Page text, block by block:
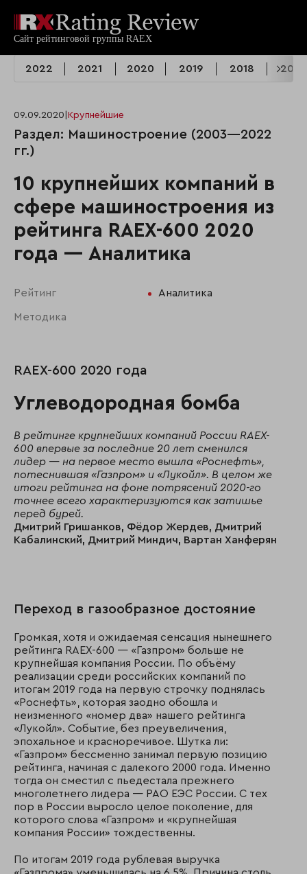
2022 2021 2020 2019 2018 2017
09.09.2020 Крупнейшие
Раздел: Машиностроение (2003—2022
гг.)
10 крупнейших компаний в
сфере машиностроения из
рейтинга RAEX-600 2020
года — Аналитика
Рейтинг Аналитика
Методика
RAEX-600 2020 года
Углеводородная бомба
В рейтинге крупнейших компаний России RAEX-
600 впервые за последние 20 лет сменился
лидер — на первое место вышла «Роснефть»,
потеснившая «Газпром» и «Лукойл». В целом же
итоги рейтинга на фоне потрясений 2020-го
точнее всего характеризуются как затишье
перед бурей.
Дмитрий Гришанков, Фёдор Жердев, Дмитрий
Кабалинский, Дмитрий Миндич, Вартан Ханферян
Переход в газообразное достояние
Громкая, хотя и ожидаемая сенсация нынешнего
рейтинга RAEX-600 — «Газпром» больше не
крупнейшая компания России. По объёму
реализации среди российских компаний по
итогам 2019 года на первую строчку поднялась
«Роснефть», которая заодно обошла и
неизменного «номер два» нашего рейтинга
«Лукойл». Событие, без преувеличения,
эпохальное и красноречивое. Шутка ли:
«Газпром» бессменно занимал первую позицию
рейтинга, начиная с далекого 2000 года. Именно
тогда он сместил с пьедестала прежнего
многолетнего лидера — РАО ЕЭС России. С тех
пор в России выросло целое поколение, для
которого слова «Газпром» и «крупнейшая
компания России» тождественны.
По итогам 2019 года рублевая выручка